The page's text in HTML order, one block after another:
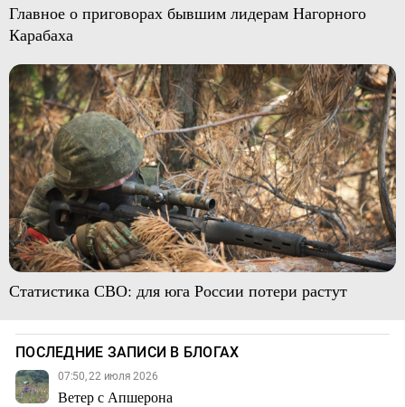
Главное о приговорах бывшим лидерам Нагорного
Карабаха
Статистика СВО: для юга России потери растут
ПОСЛЕДНИЕ ЗАПИСИ В БЛОГАХ
07:50, 22 июля 2026
Ветер с Апшерона